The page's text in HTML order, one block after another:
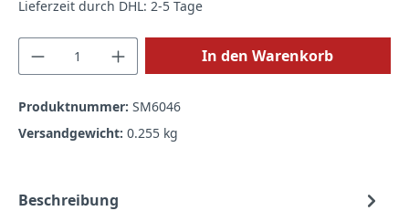
Lieferzeit durch DHL: 2-5 Tage
Produkt Anzahl: Gib den gewünschten
In den Warenkorb
Produktnummer: SM6046
Versandgewicht: 0.255 kg
Beschreibung